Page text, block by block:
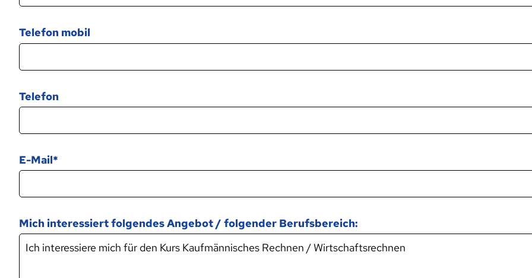
Telefon mobil
Telefon
E-Mail
Mich interessiert folgendes Angebot / folgender Berufsbereich: